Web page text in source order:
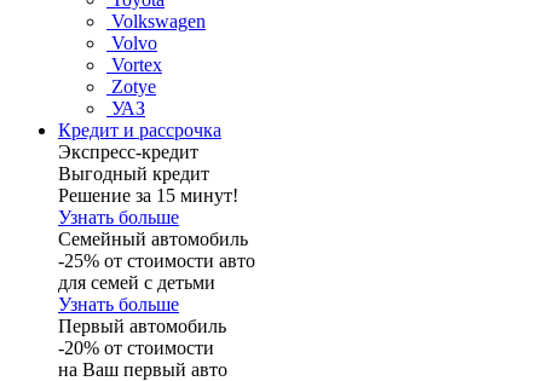
Volkswagen
Volvo
Vortex
Zotye
УАЗ
Кредит и рассрочка
Экспресс-кредит
Выгодный кредит
Решение за 15 минут!
Узнать больше
Семейный автомобиль
-25% от стоимости авто
для семей с детьми
Узнать больше
Первый автомобиль
-20% от стоимости
на Ваш первый авто